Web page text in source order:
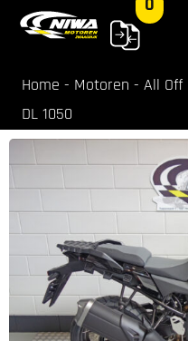
Home - Motoren - All Off
DL 1050